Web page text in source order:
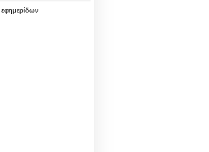
εφημερίδων